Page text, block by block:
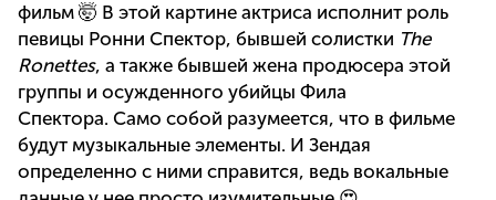
фильм 🤯 В этой картине актриса исполнит роль
певицы Ронни Спектор, бывшей солистки The
Ronettes, а также бывшей жена продюсера этой
группы и осужденного убийцы Фила
Спектора. Само собой разумеется, что в фильме
будут музыкальные элементы. И Зендая
определенно с ними справится, ведь вокальные